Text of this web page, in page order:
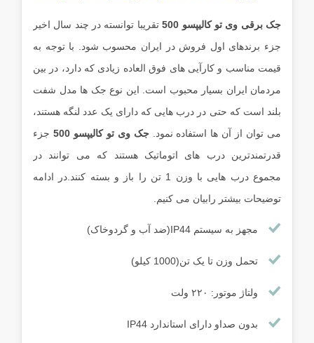
جک برقی وی تو کالیپسو 500
تقریبا توانسته در چند سال اخیر
جزء برندهای اول فروش در ایران محسوب شود. با توجه به
قیمت مناسب و کارآیی های فوق العاده زیادی که دارد، در بین
مردمان ایران بسیار محبوب است. این نوع جک ها مدل شفت
بلند است که حتی در درب هایی که دارای یک عدد لنگه هستند،
می توان از آن ها استفاده نمود.جک وی تو کالیپسو 500
جزء
قدرتمندترین درب های اتوماتیک هستند که می توانند در
مجموع درب هایی با وزن 1 تن را باز و بسته کنند.در ادامه
توضیحات بیشتر رابیان می کنیم.
مجهز به سیستم IP44(ضد آب و گردوخاک)
تحمل وزن تا یک تن(1000 کیلو)
ولتاژ موتور: ۲۲۰ ولت
بدون صداو دارای استاندارد IP44